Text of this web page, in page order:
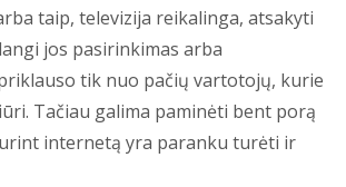
taip, televizija reikalinga, atsakyti
jos pasirinkimas arba
tik nuo pačių vartotojų, kurie
Tačiau galima paminėti bent porą
internetą yra paranku turėti ir